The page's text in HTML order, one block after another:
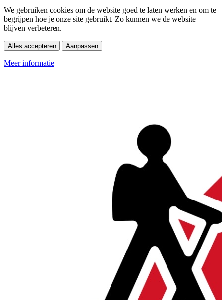
We gebruiken cookies om de website goed te laten werken en om te
begrijpen hoe je onze site gebruikt. Zo kunnen we de website
blijven verbeteren.
Alles accepteren Aanpassen
Meer informatie